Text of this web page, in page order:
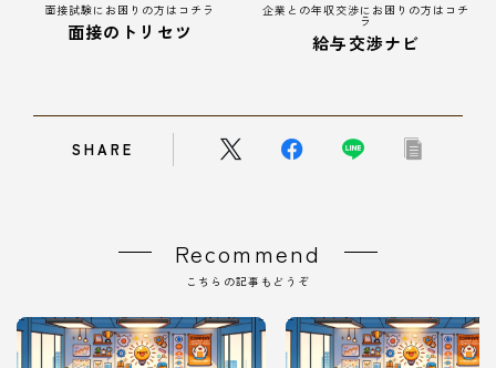
面接試験にお困りの方はコチラ
面接のトリセツ
企業との年収交渉にお困りの方はコチ
ラ
給与交渉ナビ
SHARE
Recommend
こちらの記事もどうぞ